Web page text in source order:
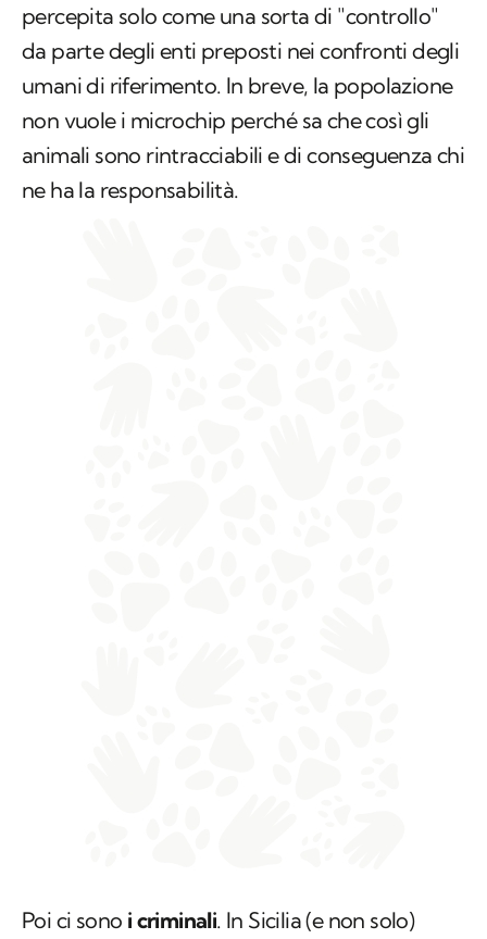
percepita solo come una sorta di "controllo"
da parte degli enti preposti nei confronti degli
umani di riferimento. In breve, la popolazione
non vuole i microchip perché sa che così gli
animali sono rintracciabili e di conseguenza chi
ne ha la responsabilità.
Poi ci sono i criminali. In Sicilia (e non solo)